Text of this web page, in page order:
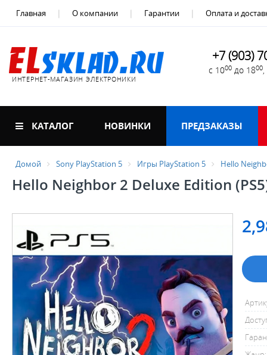
Главная О компании Гарантии Оплата и
ИНТЕРНЕТ-МАГАЗИН ЭЛЕКТРОНИКИ
+7 (903)
с 1000 до 1800
КАТАЛОГ НОВИНКИ ПРЕДЗАКАЗЫ
Домой Sony PlayStation 5 Игры PlayStation 5 Hello
Hello Neighbor 2 Deluxe Edition